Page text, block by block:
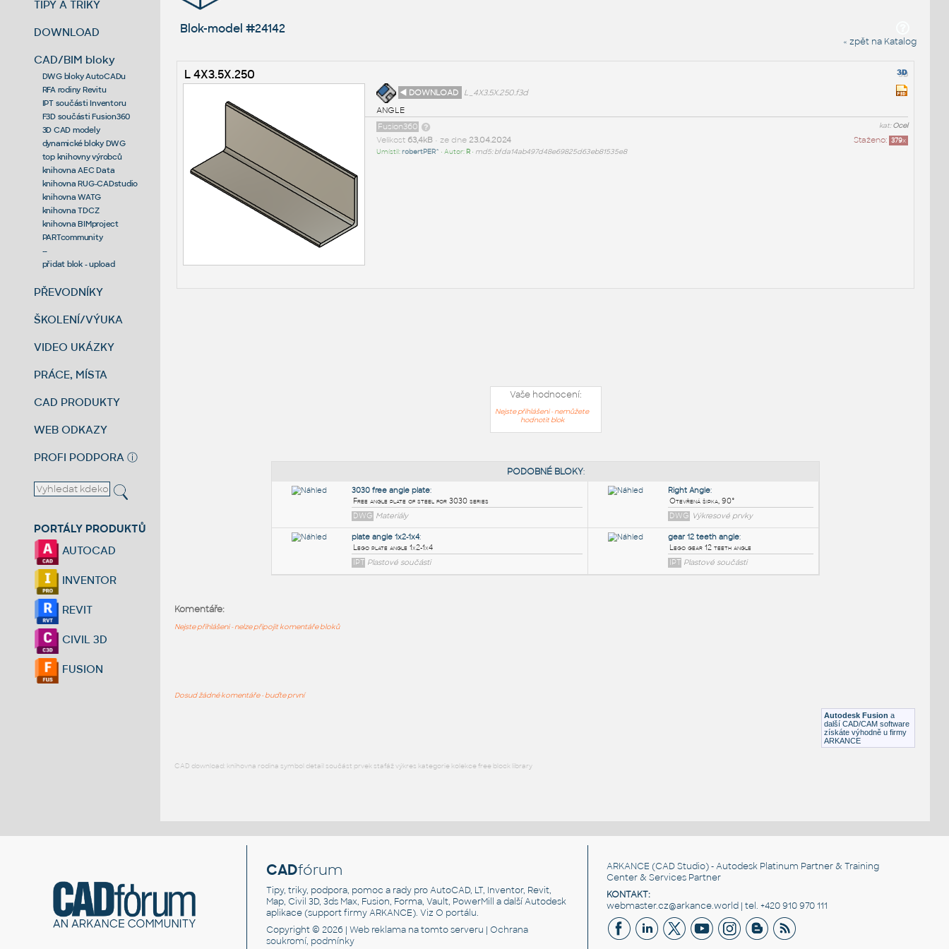
TIPY A TRIKY
DOWNLOAD
CAD/BIM bloky
DWG bloky AutoCADu
RFA rodiny Revitu
IPT součásti Inventoru
F3D součásti Fusion360
3D CAD modely
dynamické bloky DWG
top knihovny výrobců
knihovna AEC Data
knihovna RUG-CADstudio
knihovna WATG
knihovna TDCZ
knihovna BIMproject
PARTcommunity
--
přidat blok - upload
PŘEVODNÍKY
ŠKOLENÍ/VÝUKA
VIDEO UKÁZKY
PRÁCE, MÍSTA
CAD PRODUKTY
WEB ODKAZY
PROFI PODPORA ⓘ
PORTÁLY PRODUKTŮ
AUTOCAD
INVENTOR
REVIT
CIVIL 3D
FUSION
Blok-model #24142
« zpět na Katalog
L 4X3.5X.250
◄ DOWNLOAD
L_4X3.5X.250.f3d
ANGLE
kat:Ocel
Fusion360
Staženo: 379x
Velikost 63,4kB• ze dne 23.04.2024
Umístil:robertPER^ • Autor: R• md5: bfda14ab497d48e69825d63eb81535e8
Vaše hodnocení:
Nejste přihlášeni - nemůžete
hodnotit blok
Plastové součásti
Autodesk Fusion a
další CAD/CAM software
získáte výhodně u firmy
ARKANCE
Komentáře:
Nejste přihlášeni - nelze připojit komentáře bloků
Dosud žádné komentáře - buďte první
CAD download: knihovna rodina symbol detail součást prvek stafáž výkres kategorie kolekce free block library
CADfórum
Tipy, triky, podpora, pomoc a rady pro AutoCAD, LT, Inventor, Revit,
Map, Civil 3D, 3ds Max, Fusion, Forma, Vault, PowerMill a další Autodesk
aplikace (support firmy ARKANCE). VizO portálu.
Copyright © 2026 |Web reklama na tomto serveru |Ochrana
soukromí, podmínky
ARKANCE (CAD Studio) - Autodesk Platinum Partner & Training
Center & Services Partner
KONTAKT:
webmaster.cz@arkance.world | tel. +420 910 970 111